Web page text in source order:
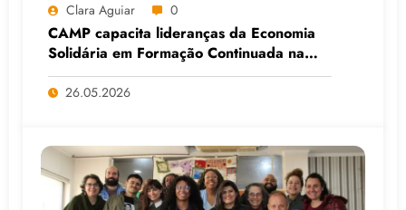
Clara Aguiar 0
CAMP capacita lideranças da Economia
Solidária em Formação Continuada na
Faculdade do Assentamento do MST, em
Viamão (RS)
26.05.2026